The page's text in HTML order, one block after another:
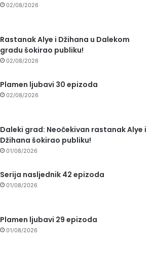
02/08/2026
Rastanak Alye i Džihana u Dalekom
gradu šokirao publiku!
02/08/2026
Plamen ljubavi 30 epizoda
02/08/2026
Daleki grad: Neočekivan rastanak Alye i
Džihana šokirao publiku!
01/08/2026
Serija nasljednik 42 epizoda
01/08/2026
Plamen ljubavi 29 epizoda
01/08/2026